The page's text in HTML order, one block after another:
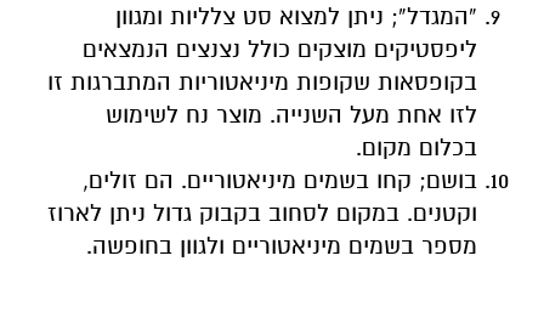
“המגדל”; ניתן למצוא סט צלליות ומגוון
ליפסטיקים מוצקים כולל נצנצים הנמצאים
בקופסאות שקופות מיניאטוריות המתברגות זו
לזו אחת מעל השנייה. מוצר נח לשימוש
בכלום מקום.
בושם; קחו בשמים מיניאטוריים. הם זולים,
וקטנים. במקום לסחוב בקבוק גדול ניתן לארוז
מספר בשמים מיניאטוריים ולגוון בחופשה.